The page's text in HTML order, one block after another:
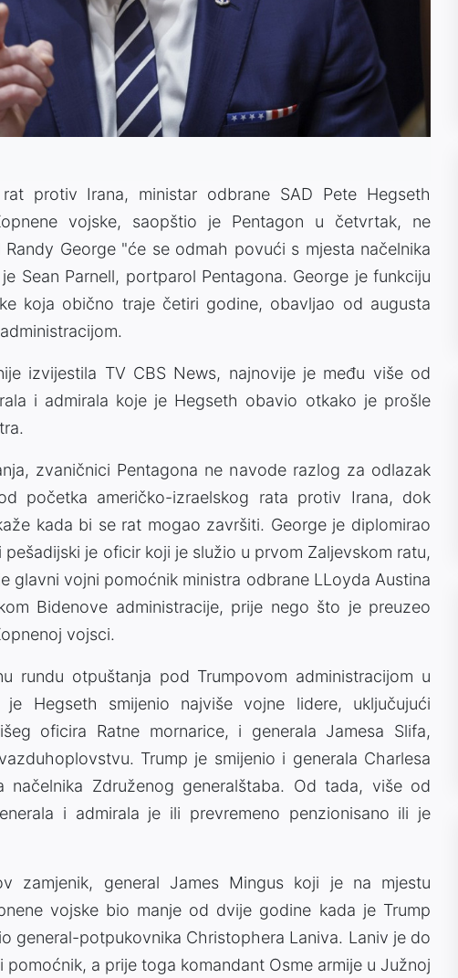
protiv Irana, ministar odbrane SAD Pete Hegseth
vojske, saopštio je Pentagon u četvrtak, ne
George "će se odmah povući s mjesta načelnika
Sean Parnell, portparol Pentagona. George je funkciju
koja obično traje četiri godine, obavljao od augusta
izvijestila TV CBS News, najnovije je među više od
i admirala koje je Hegseth obavio otkako je prošle
zvaničnici Pentagona ne navode razlog za odlazak
početka američko-izraelskog rata protiv Irana, dok
kada bi se rat mogao završiti. George je diplomirao
pešadijski je oficir koji je služio u prvom Zaljevskom ratu,
glavni vojni pomoćnik ministra odbrane LLoyda Austina
Bidenove administracije, prije nego što je preuzeo
vojsci.
rundu otpuštanja pod Trumpovom administracijom u
Hegseth smijenio najviše vojne lidere, uključujući
oficira Ratne mornarice, i generala Jamesa Slifa,
Trump je smijenio i generala Charlesa
načelnika Združenog generalštaba. Od tada, više od
i admirala je ili prevremeno penzionisano ili je
zamjenik, general James Mingus koji je na mjestu
vojske bio manje od dvije godine kada je Trump
general-potpukovnika Christophera Laniva. Laniv je do
a prije toga komandant Osme ​​armije u Južnoj